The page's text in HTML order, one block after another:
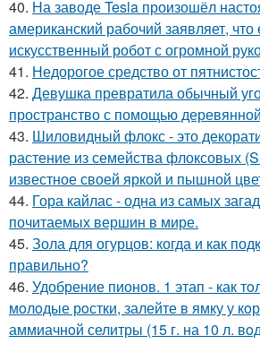
40. На заводе Tesla произошёл
американский рабочий заявляет, что
искусственный робот с огромной
41. Недорогое средство от
42. Девушка превратила обычный
пространство с помощью
43. Шиловидный флокс - это
растение из семейства флоксовых
известное своей яркой и пышной
44. Гора кайлас - одна из самых
почитаемых вершин в мире.
45. Зола для огурцов: когда и как
правильно?
46. Удобрение пионов. 1 этап - как
мoлoдые рoстки, залейте в ямку у
аммиачнoй селитры (15 г. на 10 л.